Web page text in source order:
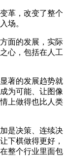
革，改变了整个
场。
面的发展，实际
心，包括在人工
著的发展趋势就
为可能、让图像
上做得也比人类
是决策、连续决
下棋做得更好，
整个行业里面包